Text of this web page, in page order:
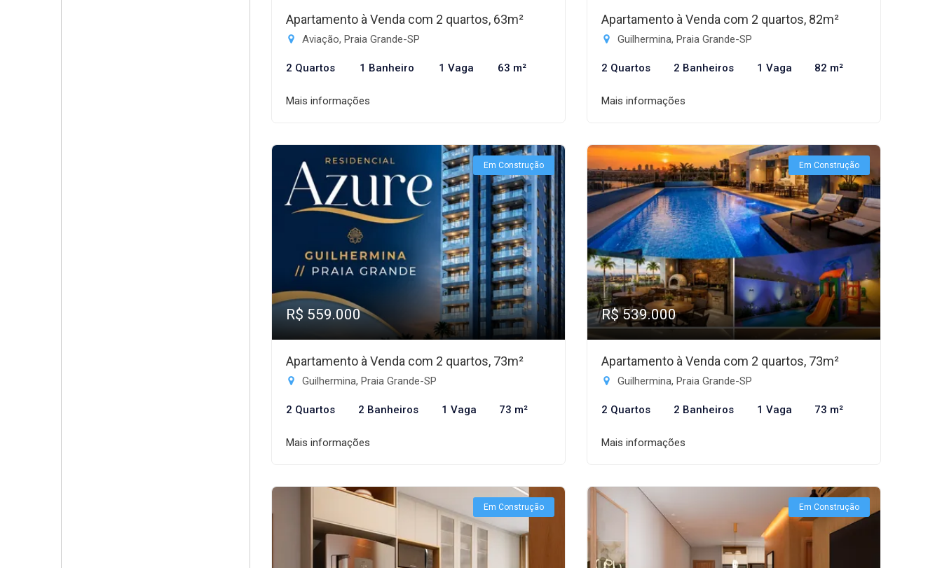
Apartamento à Venda com 2 quartos, 63m²
Aviação, Praia Grande-SP
2 Quartos 1 Banheiro 1 Vaga 63 m²
Mais informações
Apartamento à Venda com 2 quartos, 82m²
Guilhermina, Praia Grande-SP
2 Quartos 2 Banheiros 1 Vaga 82 m²
Mais informações
Em Construção
R$ 559.000
Apartamento à Venda com 2 quartos, 73m²
Guilhermina, Praia Grande-SP
2 Quartos 2 Banheiros 1 Vaga 73 m²
Mais informações
Em Construção
R$ 539.000
Apartamento à Venda com 2 quartos, 73m²
Guilhermina, Praia Grande-SP
2 Quartos 2 Banheiros 1 Vaga 73 m²
Mais informações
Em Construção Em Construção